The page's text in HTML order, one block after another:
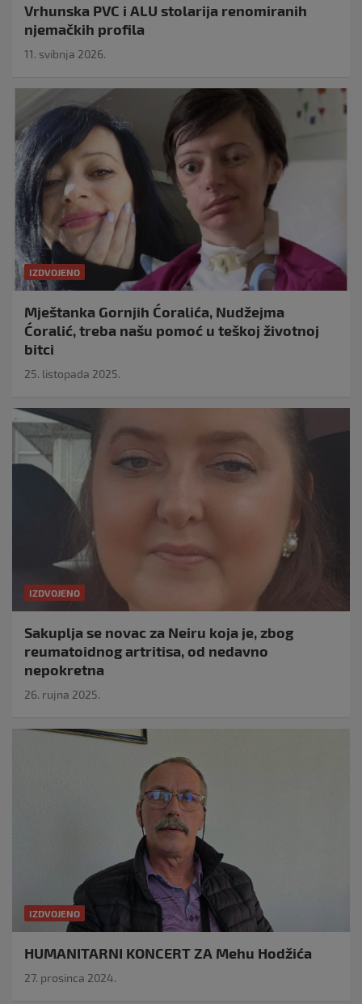
Vrhunska PVC i ALU stolarija renomiranih
njemačkih profila
11. svibnja 2026.
IZDVOJENO
Mještanka Gornjih Ćoralića, Nudžejma
Ćoralić, treba našu pomoć u teškoj životnoj
bitci
25. listopada 2025.
IZDVOJENO
Sakuplja se novac za Neiru koja je, zbog
reumatoidnog artritisa, od nedavno
nepokretna
26. rujna 2025.
IZDVOJENO
HUMANITARNI KONCERT ZA Mehu Hodžića
27. prosinca 2024.